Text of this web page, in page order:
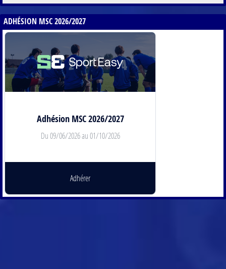
ADHÉSION MSC 2026/2027
Adhésion MSC 2026/2027
Du 09/06/2026 au 01/10/2026
Adhérer